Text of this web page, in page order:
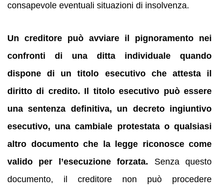
consapevole eventuali situazioni di insolvenza.
Un creditore può avviare il pignoramento nei
confronti di una ditta individuale quando
dispone di un titolo esecutivo che attesta il
diritto di credito. Il titolo esecutivo può essere
una sentenza definitiva, un decreto ingiuntivo
esecutivo, una cambiale protestata o qualsiasi
altro documento che la legge riconosce come
valido per l’esecuzione forzata. Senza questo
documento, il creditore non può procedere